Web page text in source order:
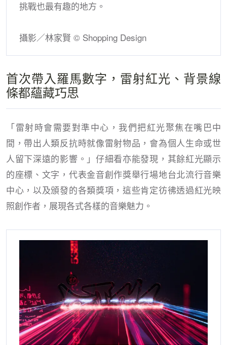
挑戰也最有趣的地方。
攝影／林家賢 © Shopping Design
首次帶入羅馬數字，雷射紅光、背景線
條都蘊藏巧思
「雷射時會需要對準中心，我們把紅光聚焦在嘴巴中
間，帶出人類反抗時就像雷射物品，會為個人生命或世
人留下深遠的影響。」仔細看亦能發現，其餘紅光顯示
的座標、文字，代表金音創作獎舉行場地台北流行音樂
中心，以及頒發的各類獎項，這些肯定彷彿透過紅光映
照創作者，展現各式各樣的音樂魅力。